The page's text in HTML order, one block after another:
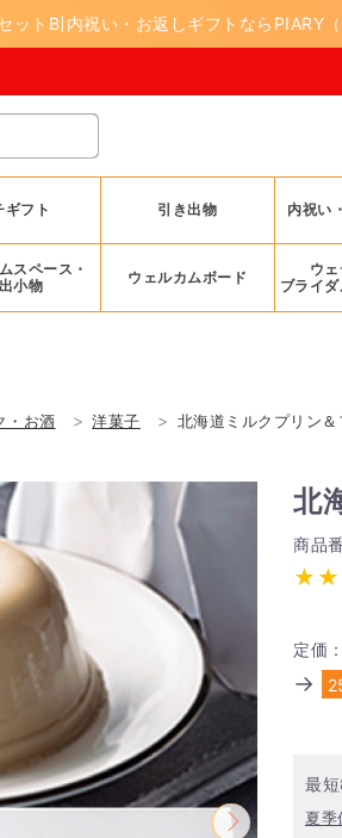
ットB|内祝い・お返しギフトならPIARY（
ギフト 引き出物 内祝い
スペース・
小物
ウェルカムボード
ウ
ブライ
・お酒 洋菓子 北海道ミルクプリン
北
商品
定価：
→
最
夏季